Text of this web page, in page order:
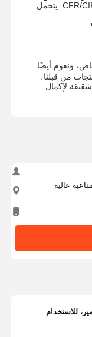
إلى الميناء المحدد لك بموجب شروط CFR/CIF. يتحمل
ونقوم أيضًا
من قبلنا،
لإكمال
عالية
للاستخدام